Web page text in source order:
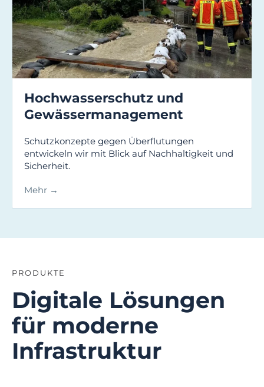
Hochwasserschutz und
Gewässer­management
Schutzkonzepte gegen Überflutungen
entwickeln wir mit Blick auf Nachhaltigkeit und
Sicherheit.
Mehr →
PRODUKTE
Digitale Lösungen
für moderne
Infrastruktur